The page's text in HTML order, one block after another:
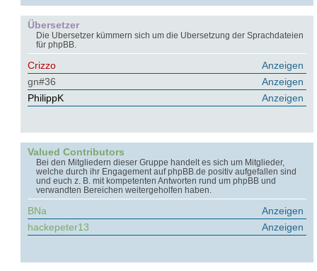
Übersetzer
Die Übersetzer kümmern sich um die Übersetzung der Sprachdateien
für phpBB.
Anzeigen
Crizzo
Anzeigen
gn#36
Anzeigen
PhilippK
Valued Contributors
Bei den Mitgliedern dieser Gruppe handelt es sich um Mitglieder,
welche durch ihr Engagement auf phpBB.de positiv aufgefallen sind
und euch z. B. mit kompetenten Antworten rund um phpBB und
verwandten Bereichen weitergeholfen haben.
Anzeigen
BNa
Anzeigen
hackepeter13